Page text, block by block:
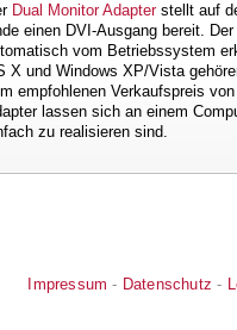
Dual Monitor Adapterstellt auf
einen DVI-Ausgang bereit.
vom Betriebssystem
X und Windows XP/Vista
empfohlenen Verkaufspreis
lassen sich an einem
zu realisieren sind.
Impressum - Datenschutz -